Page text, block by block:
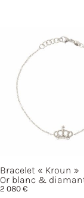
Bracelet « Kroun »
Or blanc &
2 080€